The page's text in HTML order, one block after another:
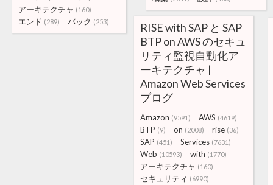
アーキテクチャ (160)
エンド (289) バック (253)
RISE with SAP と SAP
BTP on AWS のセキュ
リティ監視自動化ア
ーキテクチャ |
Amazon Web Services
ブログ
Amazon (9591) AWS (4619)
BTP (9) on (2008) rise (36)
SAP (451) Services (7631)
Web (10593) with (1770)
アーキテクチャ (160)
セキュリティ (6990)